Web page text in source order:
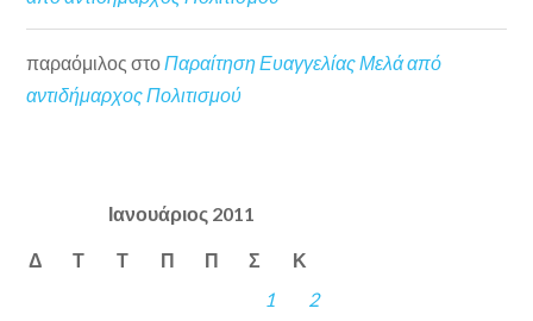
παραόμιλος στο Παραίτηση Ευαγγελίας Μελά από
αντιδήμαρχος Πολιτισμού
Ιανουάριος 2011
Δ Τ Τ Π Π Σ Κ
1
2